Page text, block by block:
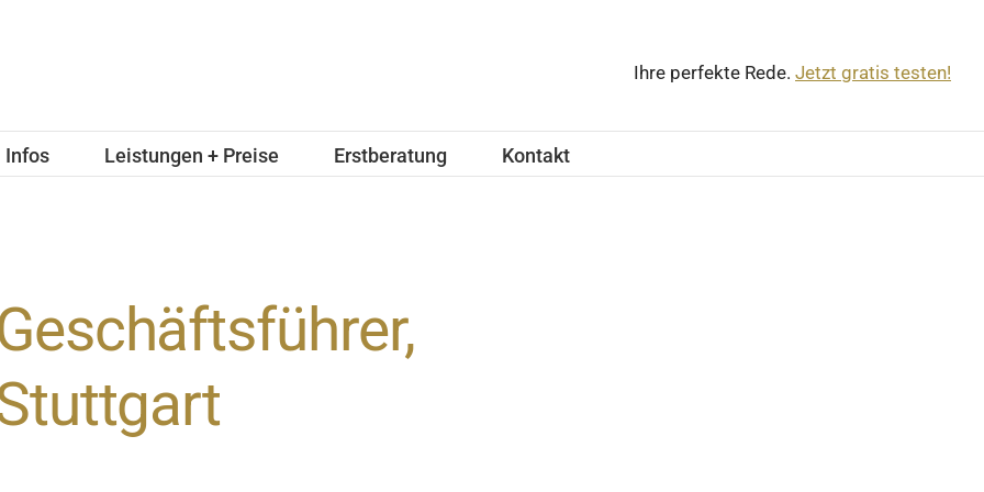
Ihre perfekte Rede. Jetzt gratis testen!
Infos Leistungen + Preise Erstberatung Kontakt